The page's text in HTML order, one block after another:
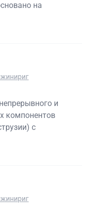
на
и
компонентов
с